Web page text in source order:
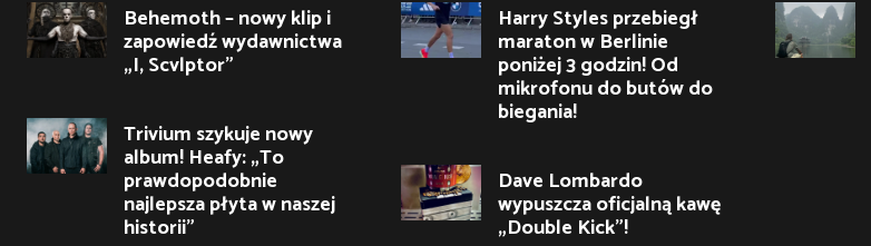
Behemoth – nowy klip i
zapowiedź wydawnictwa
„I, Scvlptor”
Trivium szykuje nowy
album! Heafy: „To
prawdopodobnie
najlepsza płyta w naszej
historii”
Harry Styles przebiegł
maraton w Berlinie
poniżej 3 godzin! Od
mikrofonu do butów do
biegania!
Dave Lombardo
wypuszcza oficjalną kawę
„Double Kick”!